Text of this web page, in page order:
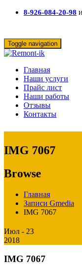
8-926-084-20-98
Toggle navigation
Главная
Наши услуги
Прайс лист
Наши работы
Отзывы
Контакты
IMG 7067
Browse
Главная
Записи Gmedia
IMG 7067
Июл - 23
2018
IMG 7067